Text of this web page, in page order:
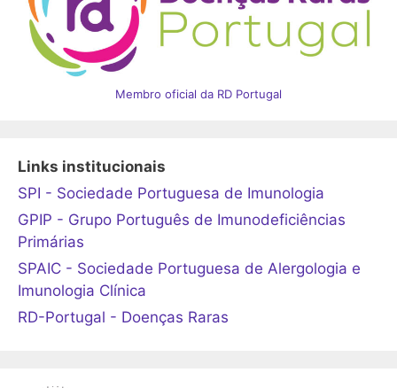
Membro oficial da RD Portugal
Links institucionais
SPI - Sociedade Portuguesa de Imunologia
GPIP - Grupo Português de Imunodeficiências
Primárias
SPAIC - Sociedade Portuguesa de Alergologia e
Imunologia Clínica
RD-Portugal - Doenças Raras